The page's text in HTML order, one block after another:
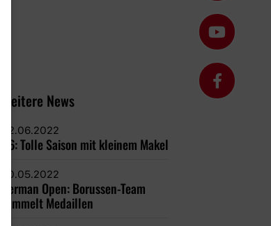
Weitere News
02.06.2022
U6: Tolle Saison mit kleinem Makel
30.05.2022
German Open: Borussen-Team
sammelt Medaillen